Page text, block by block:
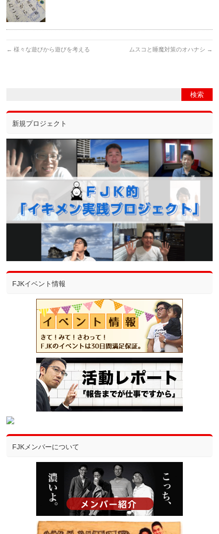
← 様々な遊びから遊びを考える ムスコと睡魔対策のオハナシ →
新規プロジェクト
FJKイベント情報
FJKメンバーについて